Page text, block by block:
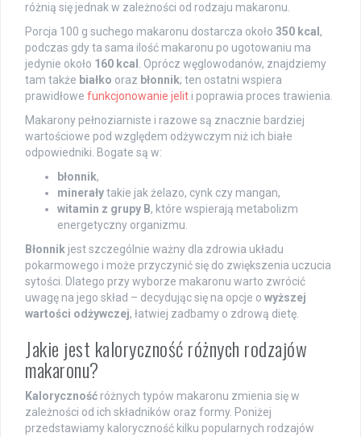
różnią się jednak w zależności od rodzaju makaronu.
Porcja 100 g suchego makaronu dostarcza około 350 kcal ,
podczas gdy ta sama ilość makaronu po ugotowaniu ma
jedynie około 160 kcal . Oprócz węglowodanów, znajdziemy
tam także białko oraz błonnik; ten ostatni wspiera
prawidłowe funkcjonowanie jelit i poprawia proces trawienia.
Makarony pełnoziarniste i razowe są znacznie bardziej
wartościowe pod względem odżywczym niż ich białe
odpowiedniki. Bogate są w:
błonnik,
minerałytakie jak żelazo, cynk czy mangan,
witamin z grupy B, które wspierają metabolizm
energetyczny organizmu.
Błonnik jest szczególnie ważny dla zdrowia układu
pokarmowego i może przyczynić się do zwiększenia uczucia
sytości. Dlatego przy wyborze makaronu warto zwrócić
uwagę na jego skład – decydując się na opcje o wyższej
wartości odżywczej, łatwiej zadbamy o zdrową dietę.
Jakie jest kaloryczność różnych rodzajów
makaronu?
Kaloryczność różnych typów makaronu zmienia się w
zależności od ich składników oraz formy. Poniżej
przedstawiamy kaloryczność kilku popularnych rodzajów